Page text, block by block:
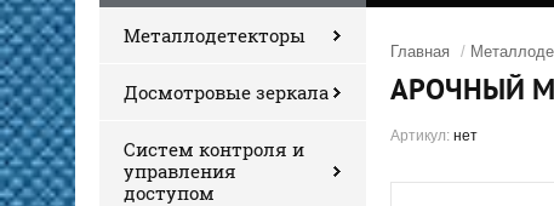
Металлодетекторы
Досмотровые зеркала
Систем контроля и
управления
доступом
Главная /
АРОЧНЫЙ
Артикул: нет